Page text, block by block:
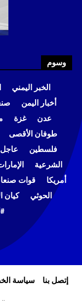
وسوم
الخبر اليمني
أخبار اليمن
عدن
غزة
طوفان الأقصى
فلسطين
عاجل
الشرعية
أمريكا
قوات
الحوثي
كيان
إتصل بنا سياسة